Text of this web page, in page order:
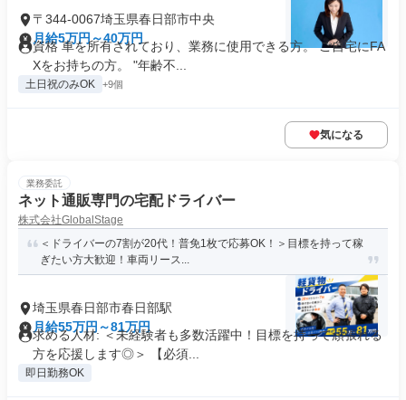
〒344-0067埼玉県春日部市中央
月給5万円～40万円
資格 車を所有されており、業務に使用できる方。 ご自宅にFA
Xをお持ちの方。 "年齢不...
土日祝のみOK +9個
気になる
業務委託
ネット通販専門の宅配ドライバー
株式会社GlobalStage
＜ドライバーの7割が20代！普免1枚で応募OK！＞目標を持って稼
ぎたい方大歓迎！車両リース...
埼玉県春日部市春日部駅
月給55万円～81万円
求める人材: ＜未経験者も多数活躍中！目標を持って頑張れる
方を応援します◎＞ 【必須...
即日勤務OK